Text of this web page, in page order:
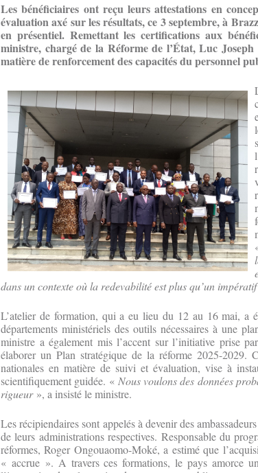
Les bénéficiaires ont reçu leurs attestations en
évaluation axé sur les résultats, ce 3 septembre, à
en présentiel. Remettant les certifications aux
ministre, chargé de la Réforme de l’État, Luc
matière de renforcement des capacités du personnel
dans un contexte où la redevabilité est plus qu’un impératif
L’atelier de formation, qui a eu lieu du 12 au 16 mai, a
départements ministériels des outils nécessaires à une
ministre a également mis l’accent sur l’initiative prise
élaborer un Plan stratégique de la réforme 2025-2029.
nationales en matière de suivi et évaluation, vise à
scientifiquement guidée. « Nous voulons des données
rigueur», a insisté le ministre.
Les récipiendaires sont appelés à devenir des
de leurs administrations respectives. Responsable du
réformes, Roger Ongouaomo-Moké, a estimé que
« accrue ». A travers ces formations, le pays amorce